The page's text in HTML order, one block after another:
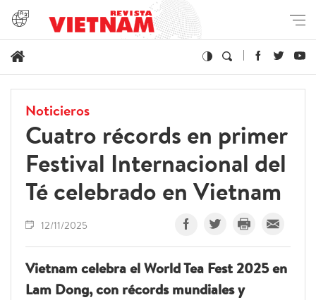
Noticieros
Cuatro récords en primer
Festival Internacional del
Té celebrado en Vietnam
12/11/2025
Vietnam celebra el World Tea Fest 2025 en
Lam Dong, con récords mundiales y